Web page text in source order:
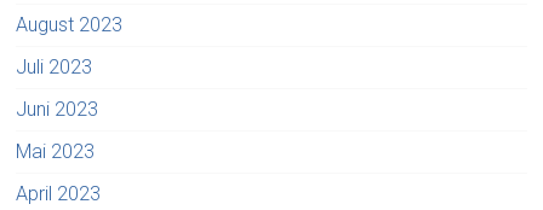
August 2023
Juli 2023
Juni 2023
Mai 2023
April 2023